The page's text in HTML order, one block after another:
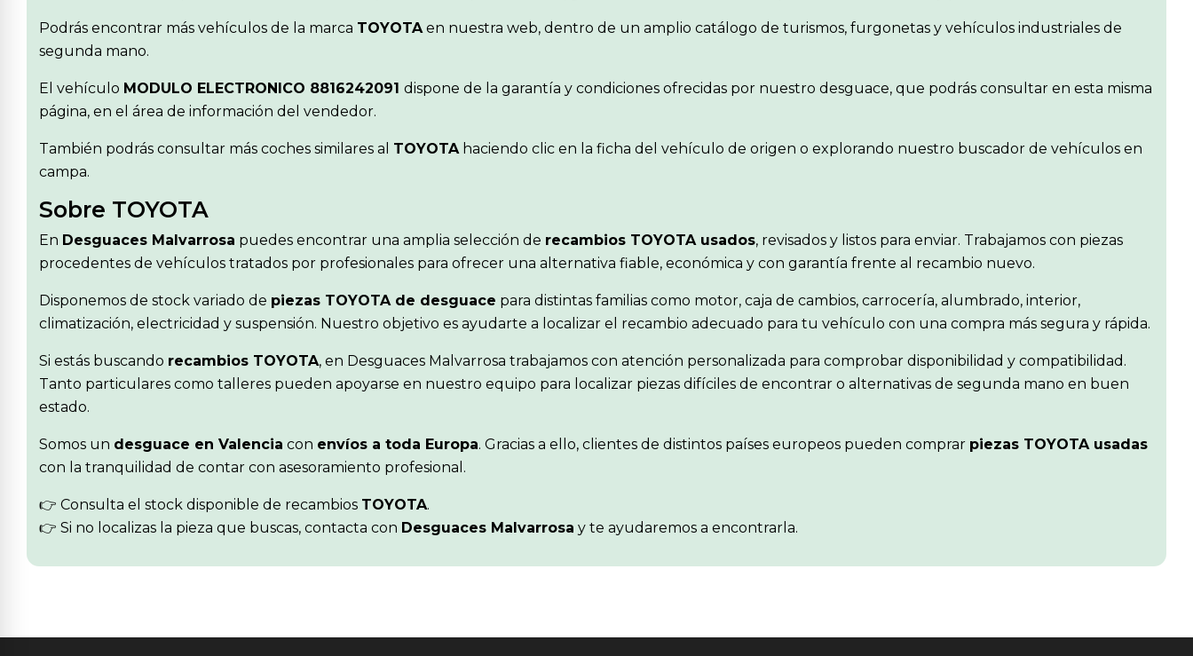
Podrás encontrar más vehículos de la marca TOYOTAen nuestra web, dentro de un amplio catálogo de turismos, furgonetas y vehículos industriales de
segunda mano.
El vehículo MODULO ELECTRONICO 8816242091 dispone de la garantía y condiciones ofrecidas por nuestro desguace, que podrás consultar en esta misma
página, en el área de información del vendedor.
También podrás consultar más coches similares al TOYOTAhaciendo clic en la ficha del vehículo de origen o explorando nuestro buscador de vehículos en
campa.
Sobre TOYOTA
En Desguaces Malvarrosa puedes encontrar una amplia selección de recambios TOYOTA usados, revisados y listos para enviar. Trabajamos con piezas
procedentes de vehículos tratados por profesionales para ofrecer una alternativa fiable, económica y con garantía frente al recambio nuevo.
Disponemos de stock variado de piezas TOYOTA de desguace para distintas familias como motor, caja de cambios, carrocería, alumbrado, interior,
climatización, electricidad y suspensión. Nuestro objetivo es ayudarte a localizar el recambio adecuado para tu vehículo con una compra más segura y rápida.
Si estás buscando recambios TOYOTA, en Desguaces Malvarrosa trabajamos con atención personalizada para comprobar disponibilidad y compatibilidad.
Tanto particulares como talleres pueden apoyarse en nuestro equipo para localizar piezas difíciles de encontrar o alternativas de segunda mano en buen
estado.
Somos un desguace en Valencia con envíos a toda Europa. Gracias a ello, clientes de distintos países europeos pueden comprar piezas TOYOTA usadas
con la tranquilidad de contar con asesoramiento profesional.
👉 Consulta el stock disponible de recambios TOYOTA.
👉 Si no localizas la pieza que buscas, contacta con Desguaces Malvarrosa y te ayudaremos a encontrarla.